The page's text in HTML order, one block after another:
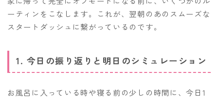
ーティンをこなします。これが、翌朝のあのスムーズな
スタートダッシュに繋がっているのです。
1. 今日の振り返りと明日のシミュレーション
お風呂に入っている時や寝る前の少しの時間に、今日1